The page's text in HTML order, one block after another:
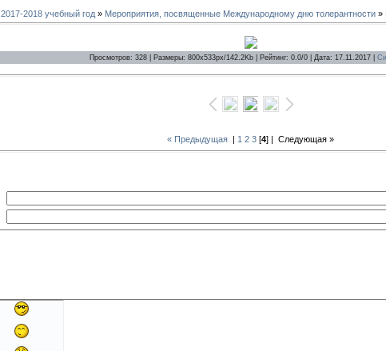
2017-2018 учебный год » Мероприятия, посвященные Международному дню толерантности »
Просмотров: 328 | Размеры: 800x533px/142.2Kb | Рейтинг: 0.0/0 | Дата: 17.11.2017 |
« Предыдущая | 1 2 3 [4] | Следующая »